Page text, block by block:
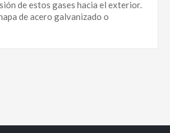
de estos gases hacia el exterior.
de acero galvanizado o